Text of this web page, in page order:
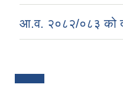
आ.व. २०८२/०८३ को